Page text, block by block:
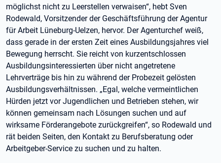
möglichst nicht zu Leerstellen verwaisen“, hebt Sven
Rodewald, Vorsitzender der Geschäftsführung der Agentur
für Arbeit Lüneburg-Uelzen, hervor. Der Agenturchef weiß,
dass gerade in der ersten Zeit eines Ausbildungsjahres viel
Bewegung herrscht. Sie reicht von kurzentschlossen
Ausbildungsinteressierten über nicht angetretene
Lehrverträge bis hin zu während der Probezeit gelösten
Ausbildungsverhältnissen. „Egal, welche vermeintlichen
Hürden jetzt vor Jugendlichen und Betrieben stehen, wir
können gemeinsam nach Lösungen suchen und auf
wirksame Förderangebote zurückgreifen“, so Rodewald und
rät beiden Seiten, den Kontakt zu Berufsberatung oder
Arbeitgeber-Service zu suchen und zu halten.